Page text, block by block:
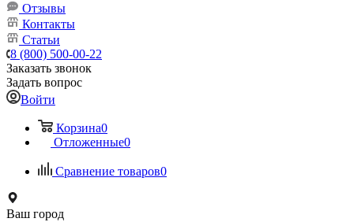
Отзывы
Контакты
Статьи
8 (800) 500-00-22
Заказать звонок
Задать вопрос
Войти
Корзина0
Отложенные0
Сравнение товаров0
Ваш город